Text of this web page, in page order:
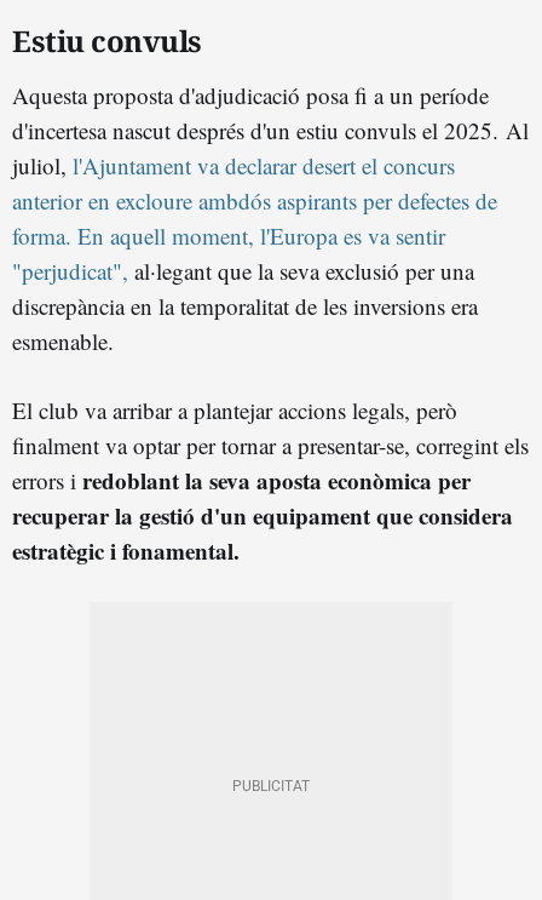
Estiu convuls
Aquesta proposta d'adjudicació posa fi a un període
d'incertesa nascut després d'un estiu convuls el 2025. Al
juliol, l'Ajuntament va declarar desert el concurs
anterior en excloure ambdós aspirants per defectes de
forma. En aquell moment, l'Europa es va sentir
"perjudicat", al·legant que la seva exclusió per una
discrepància en la temporalitat de les inversions era
esmenable.
El club va arribar a plantejar accions legals, però
finalment va optar per tornar a presentar-se, corregint els
errors i redoblant la seva aposta econòmica per
recuperar la gestió d'un equipament que considera
estratègic i fonamental.